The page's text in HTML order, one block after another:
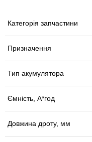
Категорія запчастини
Призначення
Тип акумулятора
Ємність, А*год
Довжина дроту, мм